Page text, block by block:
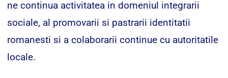
ne continua activitatea in domeniul integrarii
sociale, al promovarii si pastrarii identitatii
romanesti si a colaborarii continue cu autoritatile
locale.